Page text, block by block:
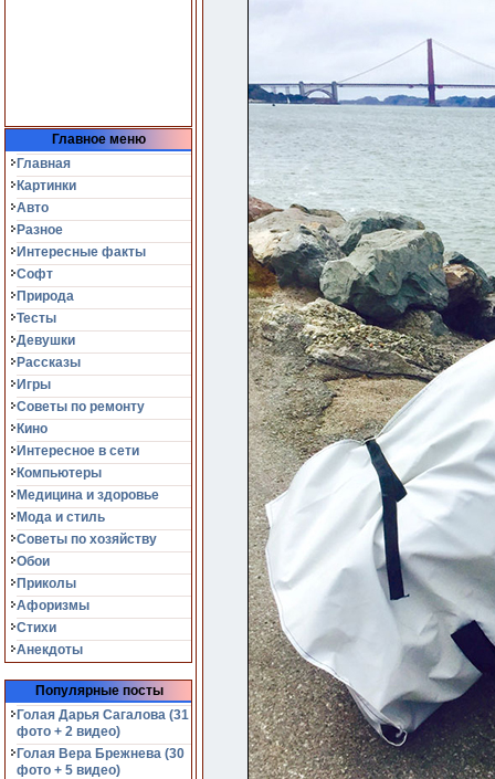
Главное меню
Главная
Картинки
Авто
Разное
Интересные факты
Софт
Природа
Тесты
Девушки
Рассказы
Игры
Советы по ремонту
Кино
Интересное в сети
Компьютеры
Медицина и здоровье
Мода и стиль
Советы по хозяйству
Обои
Приколы
Афоризмы
Стихи
Анекдоты
Популярные посты
Голая Дарья Сагалова (31
фото + 2 видео)
Голая Вера Брежнева (30
фото + 5 видео)